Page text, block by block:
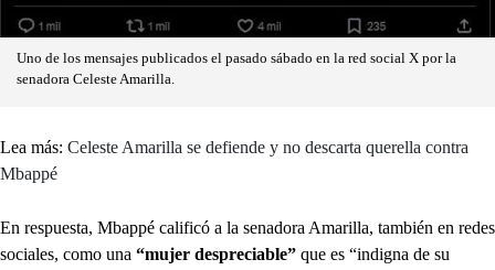
Uno de los mensajes publicados el pasado sábado en la red social X por la
senadora Celeste Amarilla.
Lea más: Celeste Amarilla se defiende y no descarta querella contra
Mbappé
En respuesta, Mbappé calificó a la senadora Amarilla, también en redes
sociales, como una “mujer despreciable” que es “indigna de su